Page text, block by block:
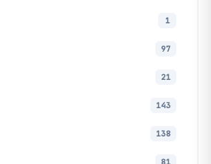
1
97
21
143
138
81